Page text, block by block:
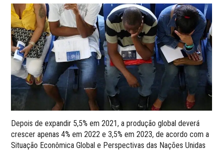
Depois de expandir 5,5% em 2021, a produção global deverá
crescer apenas 4% em 2022 e 3,5% em 2023, de acordo com a
Situação Econômica Global e Perspectivas das Nações Unidas